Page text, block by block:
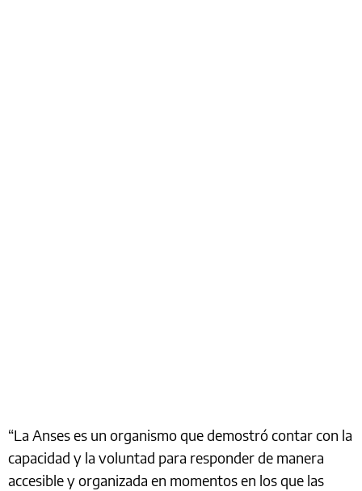
“La Anses es un organismo que demostró contar con la
capacidad y la voluntad para responder de manera
accesible y organizada en momentos en los que las